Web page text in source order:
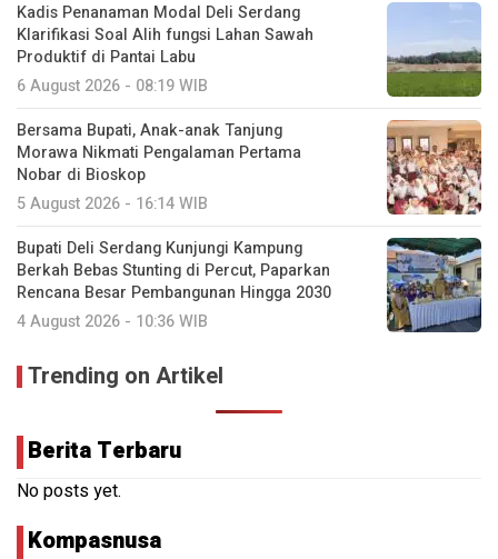
Kadis Penanaman Modal Deli Serdang
Klarifikasi Soal Alih fungsi Lahan Sawah
Produktif di Pantai Labu
6 August 2026 - 08:19 WIB
Bersama Bupati, Anak-anak Tanjung
Morawa Nikmati Pengalaman Pertama
Nobar di Bioskop
5 August 2026 - 16:14 WIB
Bupati Deli Serdang Kunjungi Kampung
Berkah Bebas Stunting di Percut, Paparkan
Rencana Besar Pembangunan Hingga 2030
4 August 2026 - 10:36 WIB
Trending on Artikel
Berita Terbaru
No posts yet.
Kompasnusa